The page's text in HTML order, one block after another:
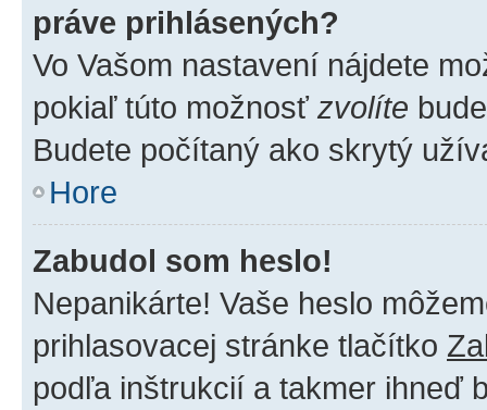
práve prihlásených?
Vo Vašom nastavení nájdete
pokiaľ túto možnosť zvolíte
Budete počítaný ako skrytý
Hore
Zabudol som heslo!
Nepanikárte! Vaše heslo
prihlasovacej stránke tlačítko
podľa inštrukcií a takmer ihneď